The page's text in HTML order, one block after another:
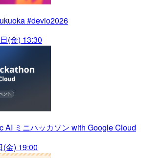
#devio2026
(金) 13:30
AI ミニハッカソン with Google Cloud
(金) 19:00